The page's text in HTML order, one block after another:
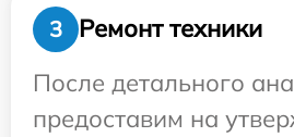
3
Ремонт техники
После детального
предоставим на